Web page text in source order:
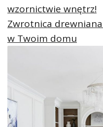
wzornictwie wnętrz!
Zwrotnica
w Twoim domu